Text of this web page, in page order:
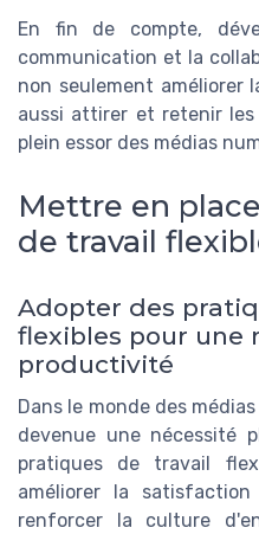
En fin de compte,
communication et la
non seulement améliorer
aussi attirer et retenir
plein essor des médias
Mettre en
de travail
Adopter des
flexibles pour une
productivité
Dans le monde des
devenue une nécessité
pratiques de travail
améliorer la
renforcer la culture